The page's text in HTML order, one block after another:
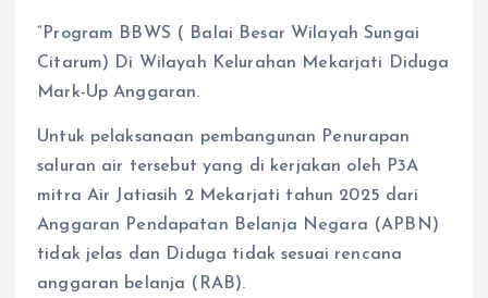
“Program BBWS ( Balai Besar Wilayah Sungai
Citarum) Di Wilayah Kelurahan Mekarjati Diduga
Mark-Up Anggaran.
Untuk pelaksanaan pembangunan Penurapan
saluran air tersebut yang di kerjakan oleh P3A
mitra Air Jatiasih 2 Mekarjati tahun 2025 dari
Anggaran Pendapatan Belanja Negara (APBN)
tidak jelas dan Diduga tidak sesuai rencana
anggaran belanja (RAB).